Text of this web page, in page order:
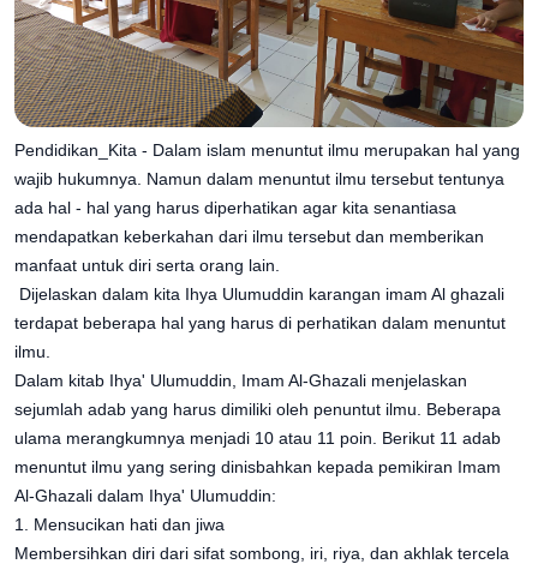
Pendidikan_Kita - Dalam islam menuntut ilmu merupakan hal yang
wajib hukumnya. Namun dalam menuntut ilmu tersebut tentunya
ada hal - hal yang harus diperhatikan agar kita senantiasa
mendapatkan keberkahan dari ilmu tersebut dan memberikan
manfaat untuk diri serta orang lain.
Dijelaskan dalam kita Ihya Ulumuddin karangan imam Al ghazali
terdapat beberapa hal yang harus di perhatikan dalam menuntut
ilmu.
Dalam kitab Ihya' Ulumuddin, Imam Al-Ghazali menjelaskan
sejumlah adab yang harus dimiliki oleh penuntut ilmu. Beberapa
ulama merangkumnya menjadi 10 atau 11 poin. Berikut 11 adab
menuntut ilmu yang sering dinisbahkan kepada pemikiran Imam
Al-Ghazali dalam Ihya' Ulumuddin:
1. Mensucikan hati dan jiwa
Membersihkan diri dari sifat sombong, iri, riya, dan akhlak tercela